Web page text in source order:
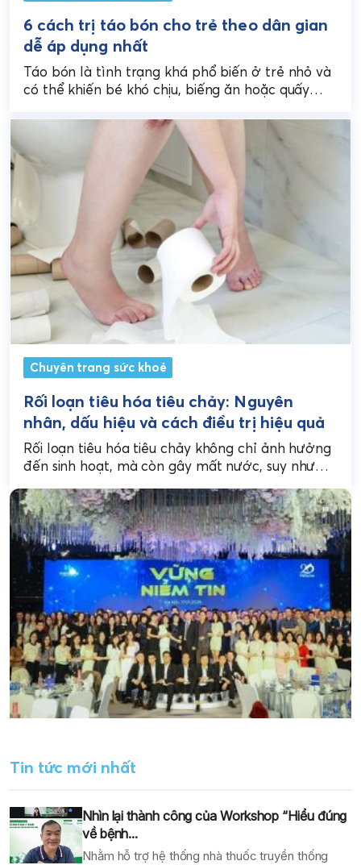
6 cách trị táo bón cho trẻ theo dân gian
dễ áp dụng nhất
Táo bón là tình trạng khá phổ biến ở trẻ nhỏ và
có thể khiến bé khó chịu, biếng ăn hoặc quấy
Chuyên trang sức khoẻ
Rối loạn tiêu hóa tiêu chảy: Nguyên
nhân, dấu hiệu và cách điều trị hiệu quả
Rối loạn tiêu hóa tiêu chảy không chỉ ảnh hưởng
đến sinh hoạt, mà còn gây mất nước, suy nhược
Tin tức mới nhất
Nhìn lại thành công của Workshop “Hiểu đúng
về bệnh...
Nhằm hỗ trợ hệ thống nhà thuốc truyền thống